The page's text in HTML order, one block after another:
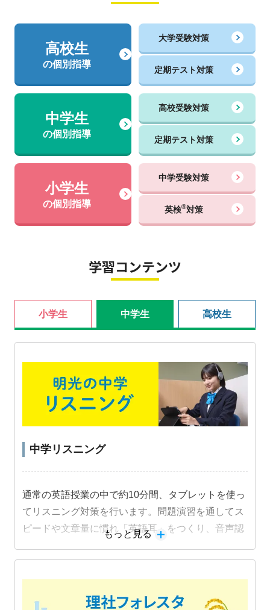
高校生
の個別指導
大学受験対策
定期テスト対策
中学生
の個別指導
高校受験対策
定期テスト対策
小学生
の個別指導
中学受験対策
英検®対策
学習コンテンツ
小学生 中学生 高校生
中学リスニング
通常の英語授業の中で約10分間、タブレットを使っ
てリスニング対策を行います。問題演習を通してス
ピードや文章量に慣れ「英語耳」をつくり、音声認
つけます。
もっと見る